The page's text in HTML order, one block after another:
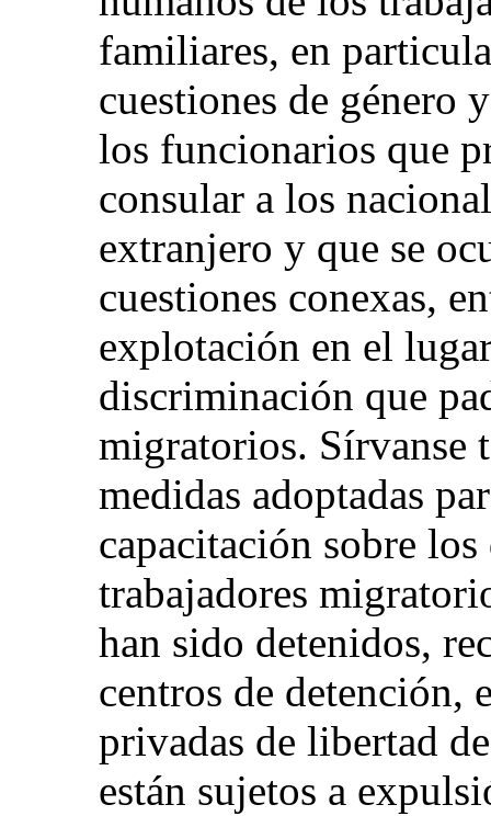
familiares, en
cuestiones de género
los funcionarios que
consular a los
extranjero y que se
cuestiones conexas,
explotación en el
discriminación que
migratorios. Sírvanse
medidas adoptadas
capacitación sobre
trabajadores
han sido detenidos,
centros de detención,
privadas de libertad
están sujetos a